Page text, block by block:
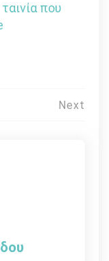
που
Next